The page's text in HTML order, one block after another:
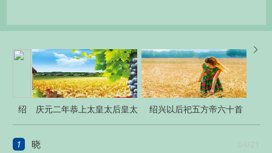

绍
兴
朝
庆元二年恭上太皇太后皇太
后太上皇帝太上皇
绍兴以后祀五方帝六十首
1 04/21
晓